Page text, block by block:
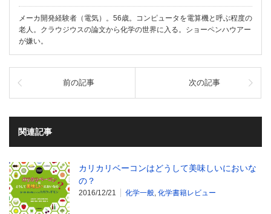
メーカ開発経験者（電気）。56歳。コンピュータを電算機と呼ぶ程度の
老人。クラウジウスの論文から化学の世界に入る。ショーペンハウアー
が嫌い。
前の記事 次の記事
関連記事
カリカリベーコンはどうして美味しいにおいな
の？
2016/12/21 化学一般, 化学書籍レビュー